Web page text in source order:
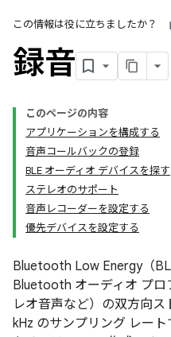
この情報は役に立ちましたか？
録音
このページの内容
アプリケーションを構成する
音声コールバックの登録
BLE オーディオ デバイスを探す
ステレオのサポート
音声レコーダーを設定する
優先デバイスを設定する
Bluetooth Low Energy（
Bluetooth オーディオ プロ
レオ音声など）の双方向
kHz のサンプリング レー